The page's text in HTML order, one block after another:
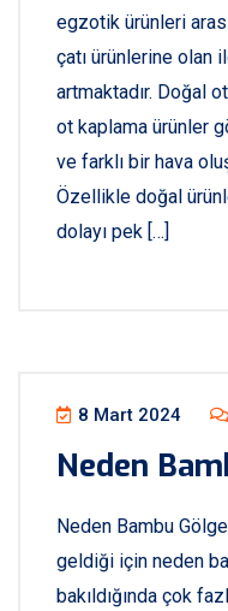
egzotik ürünleri
çatı ürünlerine olan
artmaktadır. Doğal
ot kaplama ürünler
ve farklı bir hava
Özellikle doğal
dolayı pek […]
8 Mart 2024
Neden
Neden Bambu
geldiği için neden
bakıldığında çok